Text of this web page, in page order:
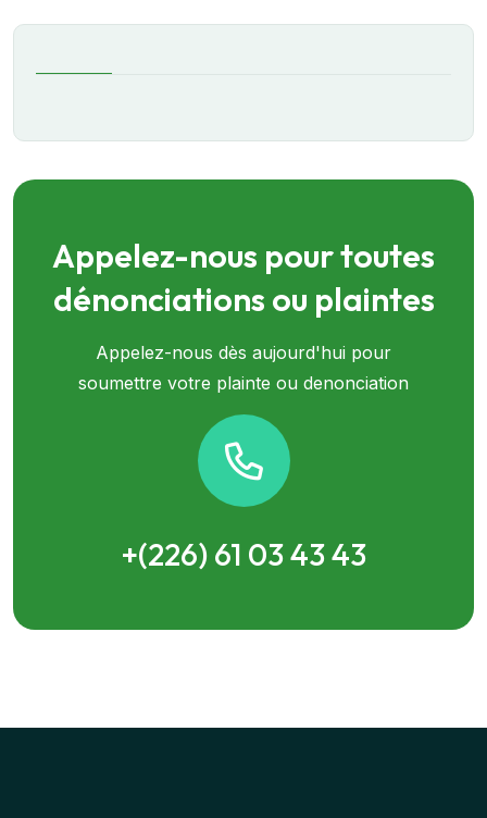
Appelez-nous pour toutes
dénonciations ou plaintes
Appelez-nous dès aujourd'hui pour
soumettre votre plainte ou denonciation
+(226) 61 03 43 43